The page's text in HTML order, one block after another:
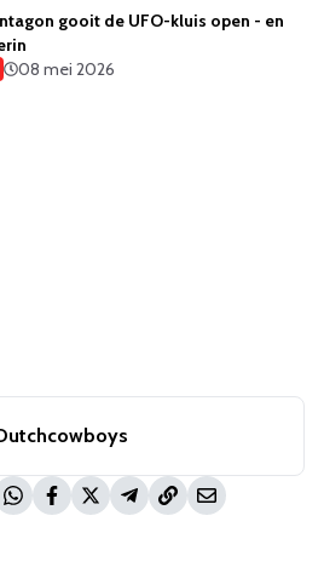
gooit de UFO-kluis open - en
08 mei 2026